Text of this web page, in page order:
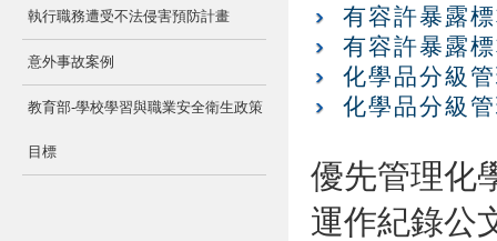
執行職務遭受不法侵害預防計畫
意外事故案例
教育部-學校學習與職業安全衛生政策
目標
有容許暴露
有容許暴露
化學品分級
化學品分級
優先管理化
運作紀錄公